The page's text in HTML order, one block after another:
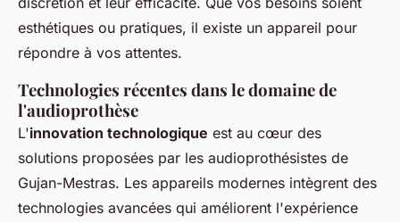
esthétiques ou pratiques, il existe un appareil pour
répondre à vos attentes.
Technologies récentes dans le domaine de
l'audioprothèse
L'innovation technologique est au cœur des
solutions proposées par les audioprothésistes de
Gujan-Mestras. Les appareils modernes intègrent des
technologies avancées qui améliorent l'expérience